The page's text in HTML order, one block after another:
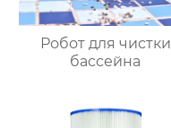
Робот для чистки
бассейна